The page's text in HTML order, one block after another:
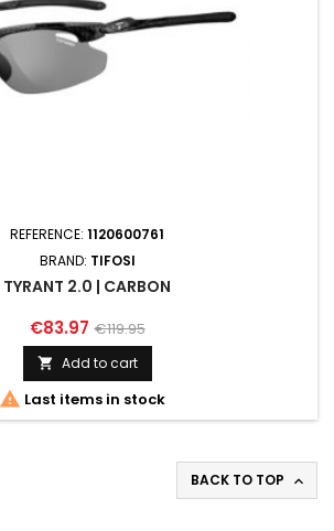
REFERENCE: 1120600761
BRAND: TIFOSI
TYRANT 2.0 | CARBON
€83.97 €119.95
 Add to cart
 Last items in stock
BACK TO TOP 